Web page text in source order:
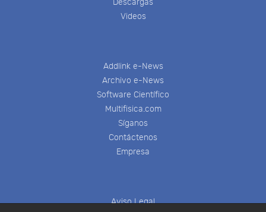
Descargas
Videos
Addlink e-News
Archivo e-News
Software Científico
Multifisica.com
Síganos
Contáctenos
Empresa
Aviso Legal